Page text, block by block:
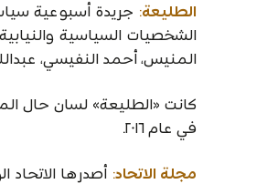
الطليعة:
الشخصيات السياسية
المنيس، أحمد النفيسي،
كانت «الطليعة» لسان حال
في عام ٢٠١٦.
مجلة الاتحاد: